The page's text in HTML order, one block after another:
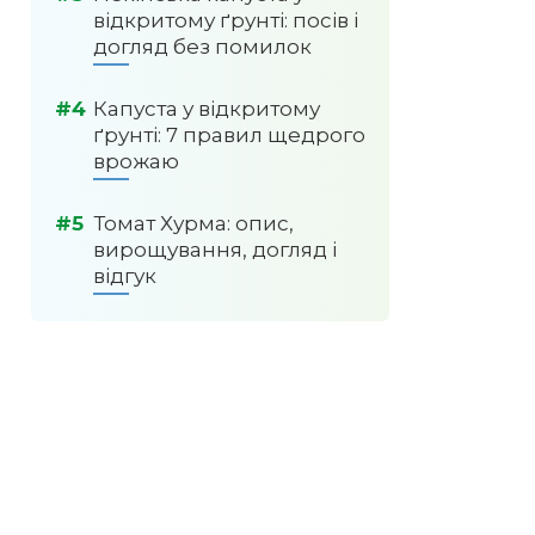
відкритому ґрунті: посів і
догляд без помилок
Капуста у відкритому
ґрунті: 7 правил щедрого
врожаю
Томат Хурма: опис,
вирощування, догляд і
відгук